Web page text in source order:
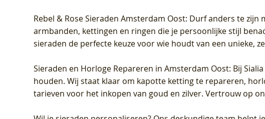
Rebel & Rose Sieraden Amsterdam Oost: Durf anders te zijn
armbanden, kettingen en ringen die je persoonlijke stijl
sieraden de perfecte keuze voor wie houdt van een unieke,
Sieraden en Horloge Repareren in Amsterdam Oost: Bij
houden. Wij staat klaar om kapotte ketting te repareren,
tarieven voor het inkopen van goud en zilver. Vertrouw op